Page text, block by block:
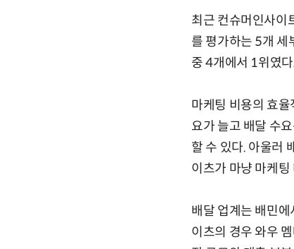
최근 컨슈머인사이
를 평가하는 5개 세
중 4개에서 1위였
마케팅 비용의 효
요가 늘고 배달 수
할 수 있다. 아울러
이츠가 마냥 마케
배달 업계는 배민
이츠의 경우 와우